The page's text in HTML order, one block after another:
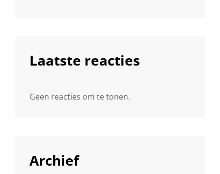
Laatste reacties
Geen reacties om te tonen.
Archief